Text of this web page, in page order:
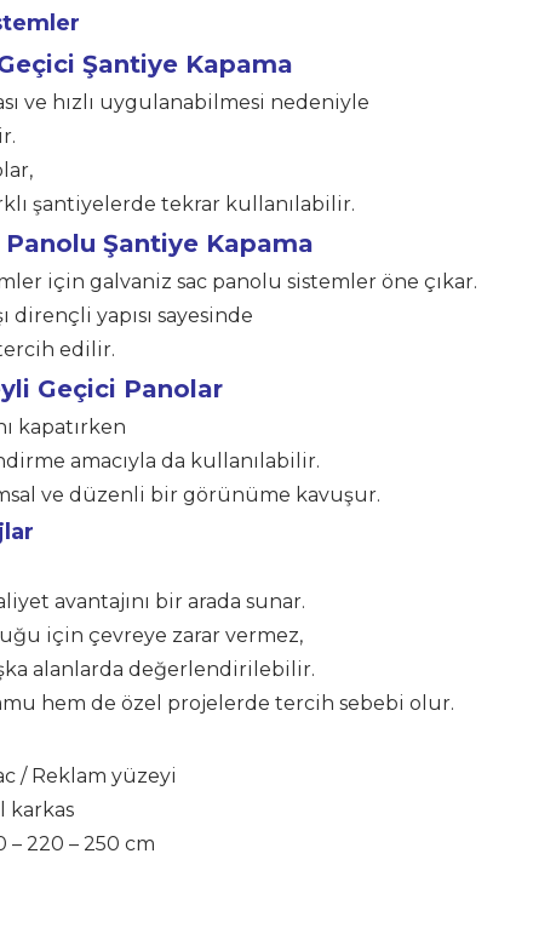
Şantiye Kapama
ve hızlı uygulanabilmesi nedeniyle
şantiyelerde tekrar kullanılabilir.
Panolu Şantiye Kapama
için galvaniz sac panolu sistemler öne çıkar.
dirençli yapısı sayesinde
edilir.
Geçici Panolar
kapatırken
amacıyla da kullanılabilir.
ve düzenli bir görünüme kavuşur.
avantajını bir arada sunar.
için çevreye zarar vermez,
alanlarda değerlendirilebilir.
hem de özel projelerde tercih sebebi olur.
/ Reklam yüzeyi
karkas
– 220 – 250 cm